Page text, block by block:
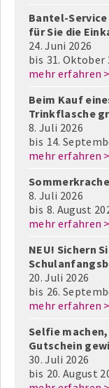
Bantel-
für Sie die
24. Juni 2026
bis 31. Oktober
mehr erfahren >
Beim Kauf
Trinkflasche
8. Juli 2026
bis 14.
mehr erfahren >
8. Juli 2026
bis 8. August
mehr erfahren >
NEU! Sichern
20. Juli 2026
bis 26.
mehr erfahren >
Selfie
Gutschein
30. Juli 2026
bis 20. August